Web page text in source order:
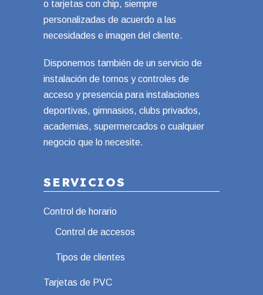
o tarjetas con chip, siempre
personalizadas de acuerdo a las
necesidades e imagen del cliente.
Disponemos también de un servicio de
instalación de tornos y controles de
acceso y presencia para instalaciones
deportivas, gimnasios, clubs privados,
academias, supermercados o cualquier
negocio que lo necesite.
SERVICIOS
Control de horario
Control de accesos
Tipos de clientes
Tarjetas de PVC